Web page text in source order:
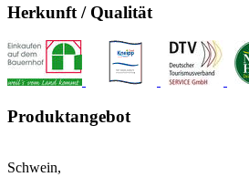
Herkunft / Qualität
Produktangebot
Schwein,